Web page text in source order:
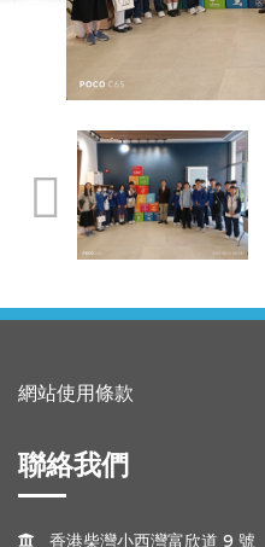
網站使用條款
聯絡我們
 香港柴灣小西灣富欣道 9 號